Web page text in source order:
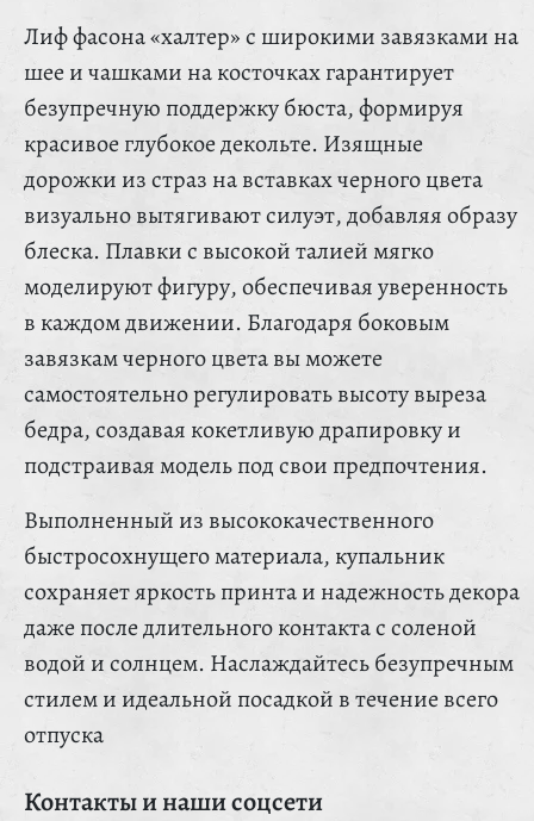
Лиф фасона «халтер» с широкими завязками на
шее и чашками на косточках гарантирует
безупречную поддержку бюста, формируя
красивое глубокое декольте. Изящные
дорожки из страз на вставках черного цвета
визуально вытягивают силуэт, добавляя образу
блеска. Плавки с высокой талией мягко
моделируют фигуру, обеспечивая уверенность
в каждом движении. Благодаря боковым
завязкам черного цвета вы можете
самостоятельно регулировать высоту выреза
бедра, создавая кокетливую драпировку и
подстраивая модель под свои предпочтения.
Выполненный из высококачественного
быстросохнущего материала, купальник
сохраняет яркость принта и надежность декора
даже после длительного контакта с соленой
водой и солнцем. Наслаждайтесь безупречным
стилем и идеальной посадкой в течение всего
отпуска
Контакты и наши соцсети